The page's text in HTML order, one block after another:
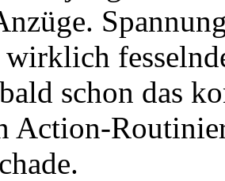
wirklich
schon das
Action-